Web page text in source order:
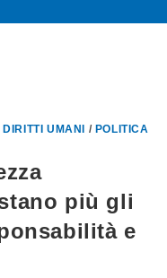
DIRITTI UMANI / POLITICA
più gli
e